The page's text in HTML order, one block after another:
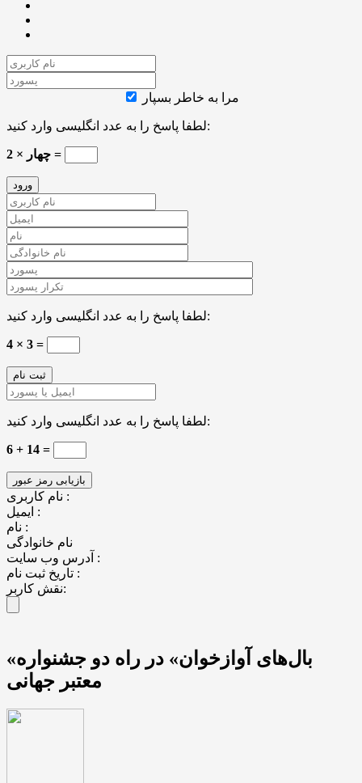
مرا به خاطر بسپار
لطفا پاسخ را به عدد انگلیسی وارد کنید:
چهار × 2 =
لطفا پاسخ را به عدد انگلیسی وارد کنید:
4 × 3 =
لطفا پاسخ را به عدد انگلیسی وارد کنید:
6 + 14 =
نام کاربری :
ایمیل :
نام :
نام خانوادگی
آدرس وب سایت :
تاریخ ثبت نام :
نقش کاربر:
«بال‌های آوازخوان» در راه دو جشنواره
معتبر جهانی